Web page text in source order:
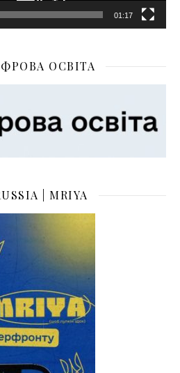
01:17
ОСВІТА
| MRIYA